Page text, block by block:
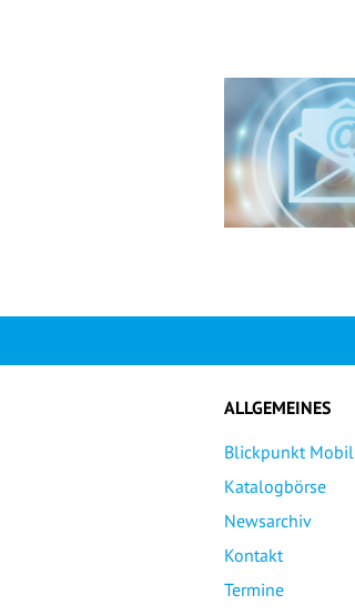
ALLGEMEINES
Blickpunkt
Katalogbörse
Newsarchiv
Kontakt
Termine